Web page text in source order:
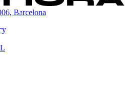
Barcelona